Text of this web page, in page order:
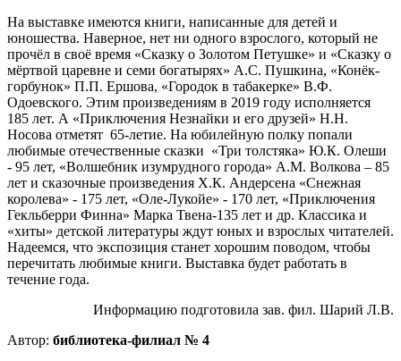
На выставке имеются книги, написанные для детей и
юношества. Наверное, нет ни одного взрослого, который не
прочёл в своё время «Сказку о Золотом Петушке» и «Сказку о
мёртвой царевне и семи богатырях» А.С. Пушкина, «Конёк-
горбунок» П.П. Ершова, «Городок в табакерке» В.Ф.
Одоевского. Этим произведениям в 2019 году исполняется
185 лет. А «Приключения Незнайки и его друзей» Н.Н.
Носова отметят 65-летие. На юбилейную полку попали
любимые отечественные сказки «Три толстяка» Ю.К. Олеши
- 95 лет, «Волшебник изумрудного города» А.М. Волкова – 85
лет и сказочные произведения Х.К. Андерсена «Снежная
королева» - 175 лет, «Оле-Лукойе» - 170 лет, «Приключения
Гекльберри Финна» Марка Твена-135 лет и др. Классика и
«хиты» детской литературы ждут юных и взрослых читателей.
Надеемся, что экспозиция станет хорошим поводом, чтобы
перечитать любимые книги. Выставка будет работать в
течение года.
Информацию подготовила зав. фил. Шарий Л.В.
Автор: библиотека-филиал № 4